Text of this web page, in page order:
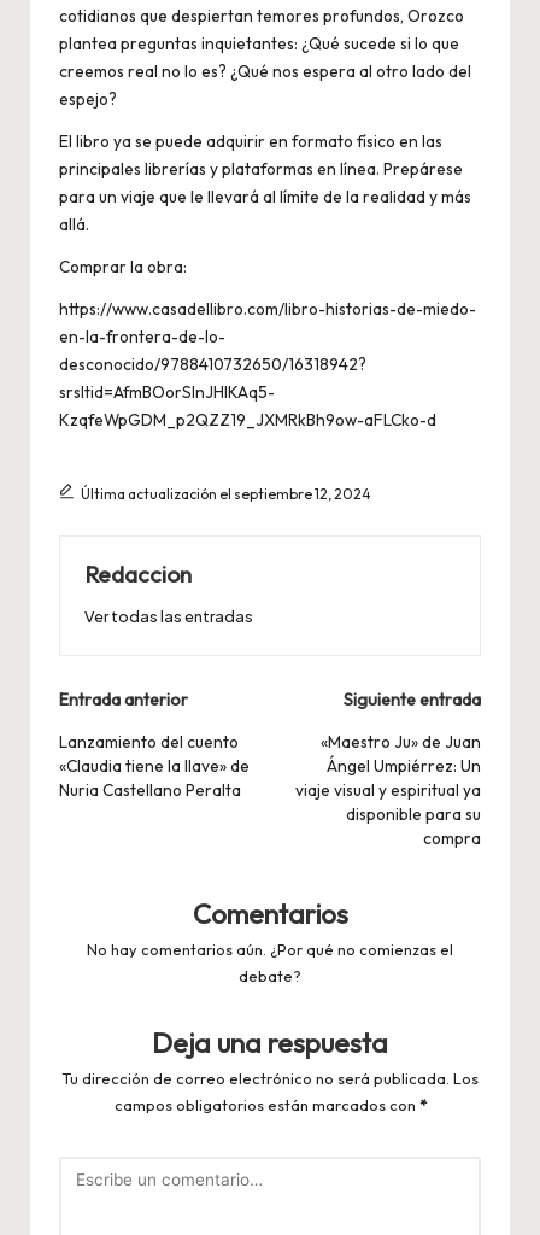
cotidianos que despiertan temores profundos, Orozco
plantea preguntas inquietantes: ¿Qué sucede si lo que
creemos real no lo es? ¿Qué nos espera al otro lado del
espejo?
El libro ya se puede adquirir en formato físico en las
principales librerías y plataformas en línea. Prepárese
para un viaje que le llevará al límite de la realidad y más
allá.
Comprar la obra:
https://www.casadellibro.com/libro-historias-de-miedo-
en-la-frontera-de-lo-
desconocido/9788410732650/16318942?
srsltid=AfmBOorSInJHIKAq5-
KzqfeWpGDM_p2QZZ19_JXMRkBh9ow-aFLCko-d
Última actualización el septiembre 12, 2024
Redaccion
Ver todas las entradas
Navegación
de
entradas
Entrada anterior
Lanzamiento del cuento
«Claudia tiene la llave» de
Nuria Castellano Peralta
Siguiente entrada
«Maestro Ju» de Juan
Ángel Umpiérrez: Un
viaje visual y espiritual ya
disponible para su
compra
Comentarios
No hay comentarios aún. ¿Por qué no comienzas el
debate?
Deja una respuesta
Tu dirección de correo electrónico no será publicada. Los
campos obligatorios están marcados con *